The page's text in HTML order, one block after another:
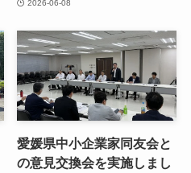
2026-06-08
愛媛県中小企業家同友会と
の意見交換会を実施しまし